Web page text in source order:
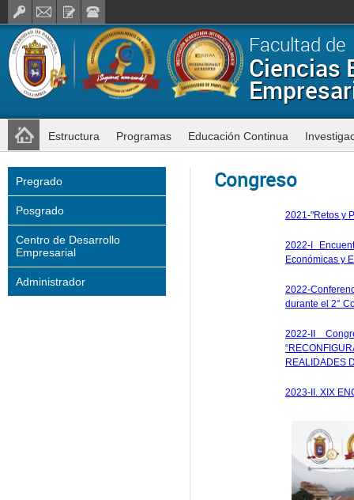
Facultad de
Ciencias
Estructura Programas Educación Continua
Pregrado
Posgrado
Centro de Desarrollo
Empresarial
Administrador
Congreso
2021-"Retos y
2022-I
Económicas y
2022-
durante el 2°
2022-II
REALIDADES
2023-II. XIX